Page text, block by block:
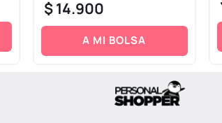
$14.900
A MI BOLSA